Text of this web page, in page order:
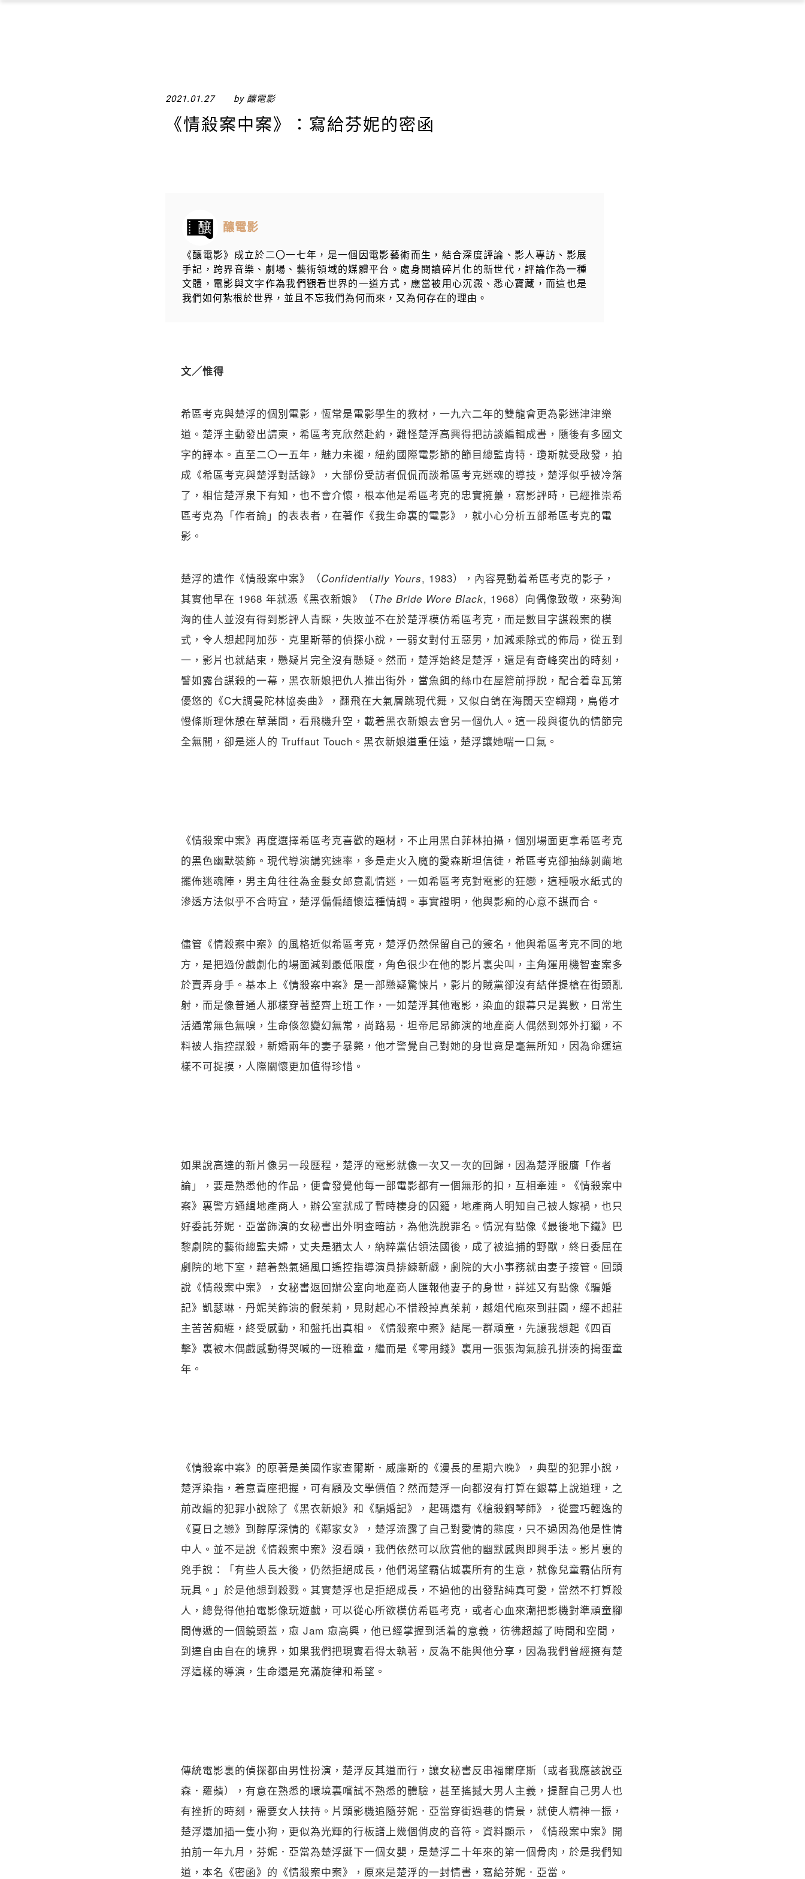
2021.01.27 by 釀電影
《情殺案中案》：寫給芬妮的密函
釀電影
《釀電影》成立於二〇一七年，是一個因電影藝術而生，結合深度評論、影人專訪、影展
手記，跨界音樂、劇場、藝術領域的媒體平台。處身閱讀碎片化的新世代，評論作為一種
文體，電影與文字作為我們觀看世界的一道方式，應當被用心沉澱、悉心寶藏，而這也是
我們如何紮根於世界，並且不忘我們為何而來，又為何存在的理由。
文／惟得
希區考克與楚浮的個別電影，恆常是電影學生的教材，一九六二年的雙龍會更為影迷津津樂
道。楚浮主動發出請柬，希區考克欣然赴約，難怪楚浮高興得把訪談編輯成書，隨後有多國文
字的譯本。直至二〇一五年，魅力未褪，紐約國際電影節的節目總監肯特．瓊斯就受啟發，拍
成《希區考克與楚浮對話錄》，大部份受訪者侃侃而談希區考克迷魂的導技，楚浮似乎被冷落
了，相信楚浮泉下有知，也不會介懷，根本他是希區考克的忠實擁躉，寫影評時，已經推崇希
區考克為「作者論」的表表者，在著作《我生命裏的電影》，就小心分析五部希區考克的電
影。
楚浮的遺作《情殺案中案》（Confidentially Yours, 1983），內容晃動着希區考克的影子，
其實他早在 1968 年就憑《黑衣新娘》（The Bride Wore Black, 1968）向偶像致敬，來勢洶
洶的佳人並沒有得到影評人青睬，失敗並不在於楚浮模仿希區考克，而是數目字謀殺案的模
式，令人想起阿加莎．克里斯蒂的偵探小說，一弱女對付五惡男，加減乘除式的佈局，從五到
一，影片也就結束，懸疑片完全沒有懸疑。然而，楚浮始終是楚浮，還是有奇峰突出的時刻，
譬如露台謀殺的一幕，黑衣新娘把仇人推出街外，當魚餌的絲巾在屋簷前掙脫，配合着韋瓦第
優悠的《C大調曼陀林協奏曲》，翻飛在大氣層跳現代舞，又似白鴿在海闊天空翱翔，鳥倦才
慢條斯理休憩在草葉間，看飛機升空，載着黑衣新娘去會另一個仇人。這一段與復仇的情節完
全無關，卻是迷人的 Truffaut Touch。黑衣新娘道重任遠，楚浮讓她喘一口氣。
《情殺案中案》再度選擇希區考克喜歡的題材，不止用黑白菲林拍攝，個別場面更拿希區考克
的黑色幽默裝飾。現代導演講究速率，多是走火入魔的愛森斯坦信徒，希區考克卻抽絲剝繭地
擺佈迷魂陣，男主角往往為金髮女郎意亂情迷，一如希區考克對電影的狂戀，這種吸水紙式的
滲透方法似乎不合時宜，楚浮偏偏緬懷這種情調。事實證明，他與影痴的心意不謀而合。
儘管《情殺案中案》的風格近似希區考克，楚浮仍然保留自己的簽名，他與希區考克不同的地
方，是把過份戲劇化的場面減到最低限度，角色很少在他的影片裏尖叫，主角運用機智查案多
於賣弄身手。基本上《情殺案中案》是一部懸疑驚悚片，影片的賊黨卻沒有結伴提槍在街頭亂
射，而是像普通人那樣穿著整齊上班工作，一如楚浮其他電影，染血的銀幕只是異數，日常生
活通常無色無嗅，生命倏忽變幻無常，尚路易．坦帝尼昂飾演的地產商人偶然到郊外打獵，不
料被人指控謀殺，新婚兩年的妻子暴斃，他才警覺自己對她的身世竟是毫無所知，因為命運這
樣不可捉摸，人際關懷更加值得珍惜。
如果說高達的新片像另一段歷程，楚浮的電影就像一次又一次的回歸，因為楚浮服膺「作者
論」，要是熟悉他的作品，便會發覺他每一部電影都有一個無形的扣，互相牽連。《情殺案中
案》裏警方通緝地產商人，辦公室就成了暫時棲身的囚籠，地產商人明知自己被人嫁禍，也只
好委託芬妮．亞當飾演的女秘書出外明查暗訪，為他洗脫罪名。情況有點像《最後地下鐵》巴
黎劇院的藝術總監夫婦，丈夫是猶太人，納粹黨佔領法國後，成了被追捕的野獸，終日委屈在
劇院的地下室，藉着熱氣通風口遙控指導演員排練新戲，劇院的大小事務就由妻子接管。回頭
說《情殺案中案》，女秘書返回辦公室向地產商人匯報他妻子的身世，詳述又有點像《騙婚
記》凱瑟琳．丹妮芙飾演的假茱莉，見財起心不惜殺掉真茱莉，越俎代庖來到莊園，經不起莊
主苦苦痴纏，終受感動，和盤托出真相。《情殺案中案》結尾一群頑童，先讓我想起《四百
擊》裏被木偶戲感動得哭喊的一班稚童，繼而是《零用錢》裏用一張張淘氣臉孔拼湊的搗蛋童
年。
《情殺案中案》的原著是美國作家查爾斯．威廉斯的《漫長的星期六晚》，典型的犯罪小說，
楚浮染指，着意賣座把握，可有顧及文學價值？然而楚浮一向都沒有打算在銀幕上說道理，之
前改編的犯罪小說除了《黑衣新娘》和《騙婚記》，起碼還有《槍殺鋼琴師》，從靈巧輕逸的
《夏日之戀》到醇厚深情的《鄰家女》，楚浮流露了自己對愛情的態度，只不過因為他是性情
中人。並不是說《情殺案中案》沒看頭，我們依然可以欣賞他的幽默感與即興手法。影片裏的
兇手說：「有些人長大後，仍然拒絕成長，他們渴望霸佔城裏所有的生意，就像兒童霸佔所有
玩具。」於是他想到殺戮。其實楚浮也是拒絕成長，不過他的出發點純真可愛，當然不打算殺
人，總覺得他拍電影像玩遊戲，可以從心所欲模仿希區考克，或者心血來潮把影機對準頑童腳
間傳遞的一個鏡頭蓋，愈 Jam 愈高興，他已經掌握到活着的意義，彷彿超越了時間和空間，
到達自由自在的境界，如果我們把現實看得太執著，反為不能與他分享，因為我們曾經擁有楚
浮這樣的導演，生命還是充滿旋律和希望。
傳統電影裏的偵探都由男性扮演，楚浮反其道而行，讓女秘書反串福爾摩斯（或者我應該說亞
森．羅蘋），有意在熟悉的環境裏嚐試不熟悉的體驗，甚至搖撼大男人主義，提醒自己男人也
有挫折的時刻，需要女人扶持。片頭影機追隨芬妮．亞當穿街過巷的情景，就使人精神一振，
楚浮還加插一隻小狗，更似為光輝的行板譜上幾個俏皮的音符。資料顯示，《情殺案中案》開
拍前一年九月，芬妮．亞當為楚浮誕下一個女嬰，是楚浮二十年來的第一個骨肉，於是我們知
道，本名《密函》的《情殺案中案》，原來是楚浮的一封情書，寫給芬妮．亞當。
關閉